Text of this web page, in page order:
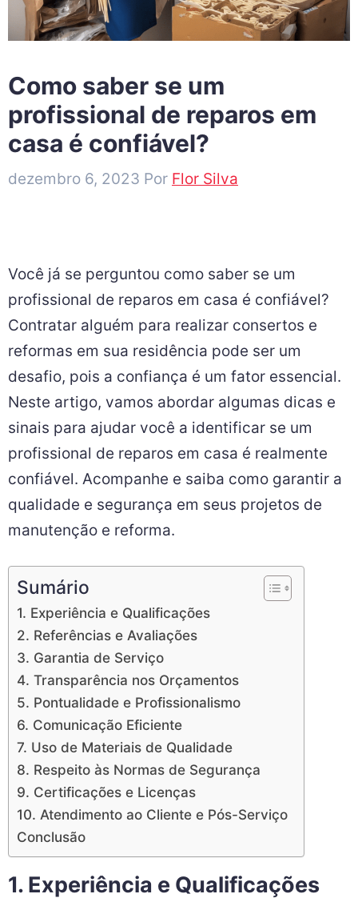
Como saber se um
profissional de reparos em
casa é confiável?
dezembro 6, 2023 Por Flor Silva
Você já se perguntou como saber se um
profissional de reparos em casa é confiável?
Contratar alguém para realizar consertos e
reformas em sua residência pode ser um
desafio, pois a confiança é um fator essencial.
Neste artigo, vamos abordar algumas dicas e
sinais para ajudar você a identificar se um
profissional de reparos em casa é realmente
confiável. Acompanhe e saiba como garantir a
qualidade e segurança em seus projetos de
manutenção e reforma.
Sumário
1. Experiência e Qualificações
2. Referências e Avaliações
3. Garantia de Serviço
4. Transparência nos Orçamentos
5. Pontualidade e Profissionalismo
6. Comunicação Eficiente
7. Uso de Materiais de Qualidade
8. Respeito às Normas de Segurança
9. Certificações e Licenças
10. Atendimento ao Cliente e Pós-Serviço
Conclusão
1. Experiência e Qualificações